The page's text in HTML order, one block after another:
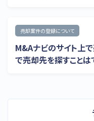
売却案件の登録について
M&Aナビのサイト上
で売却先を探すことは